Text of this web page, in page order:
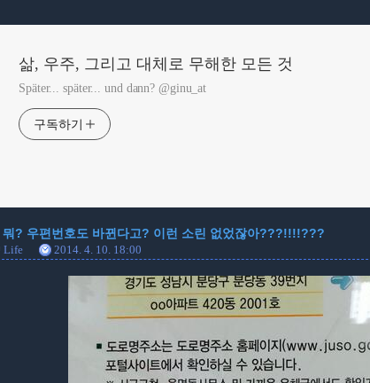
삶, 우주, 그리고 대체로 무해한 모든 것
Später... später... und dann? @ginu_at
구독하기
뭐? 우편번호도 바뀐다고? 이런 소린 없었잖아???!!!!???
Life 2014. 4. 10. 18:00